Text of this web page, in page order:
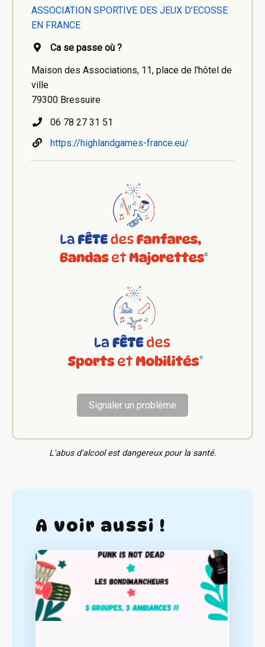
ASSOCIATION SPORTIVE DES JEUX D’ECOSSE
EN FRANCE
Ca se passe où ?
Maison des Associations, 11, place de l'hôtel de
ville
79300 Bressuire
06 78 27 31 51
https://highlandgames-france.eu/
Signaler un problème
L'abus d'alcool est dangereux pour la santé.
A voir aussi !